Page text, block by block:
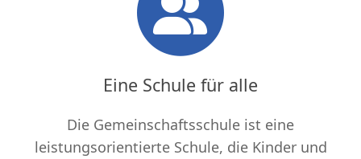
Eine Schule für alle
Die Gemeinschaftsschule ist eine
leistungsorientierte Schule, die Kinder und